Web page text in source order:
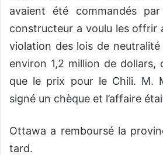
avaient été commandés
constructeur a voulu les offrir
violation des lois de neutralité
environ 1,2 million de dollars,
que le prix pour le Chili. M.
signé un chèque et l’affaire
Ottawa a remboursé la
tard.